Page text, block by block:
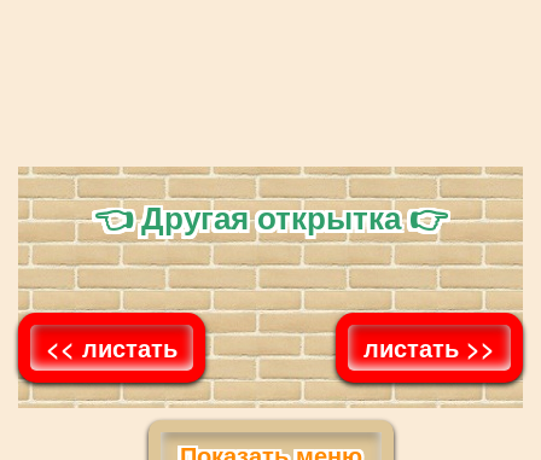
👈 Другая открытка 👉
<< листать листать >>